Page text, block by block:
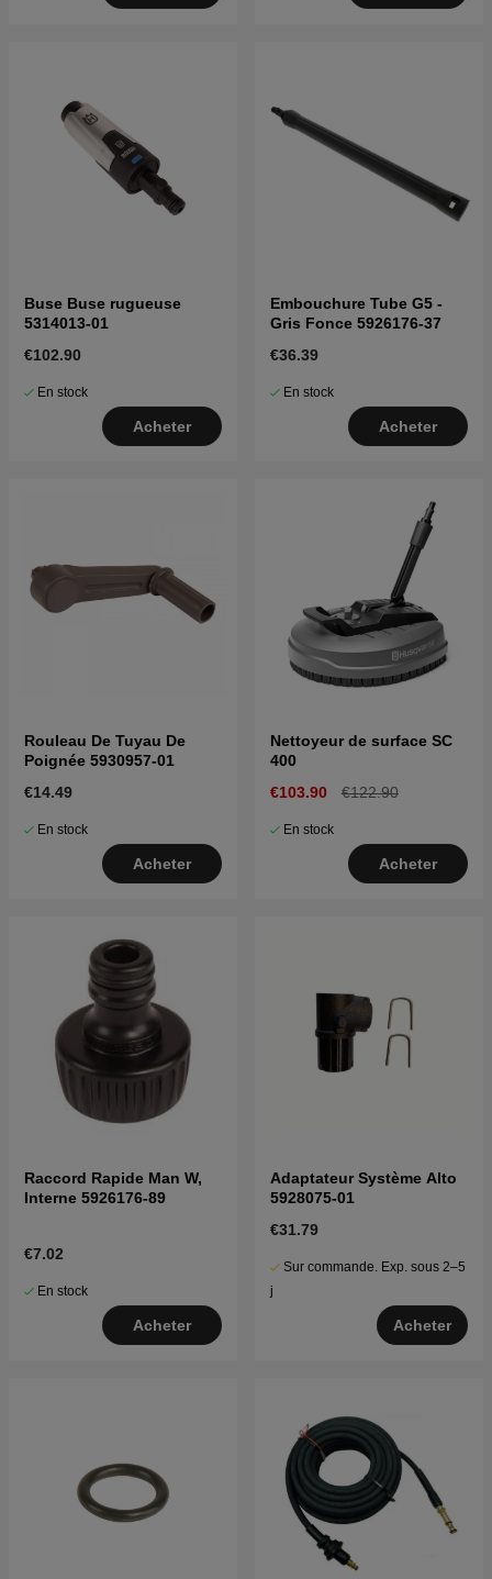
Buse Buse rugueuse
5314013-01
€102.90
En stock
Acheter
Embouchure Tube G5 -
Gris Fonce 5926176-37
€36.39
En stock
Acheter
Rouleau De Tuyau De
Poignée 5930957-01
€14.49
En stock
Acheter
Nettoyeur de surface SC
400
€103.90
€122.90
En stock
Acheter
Raccord Rapide Man W,
Interne 5926176-89
€7.02
En stock
Acheter
Adaptateur Système Alto
5928075-01
€31.79
Sur commande. Exp. sous 2–5
j
Acheter